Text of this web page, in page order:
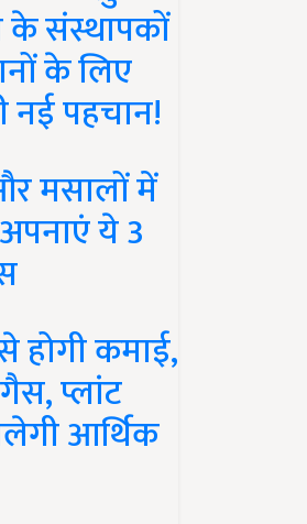
के संस्थापकों
के लिए
नई पहचान!
मसालों में
ये 3
कमाई,
प्लांट
आर्थिक